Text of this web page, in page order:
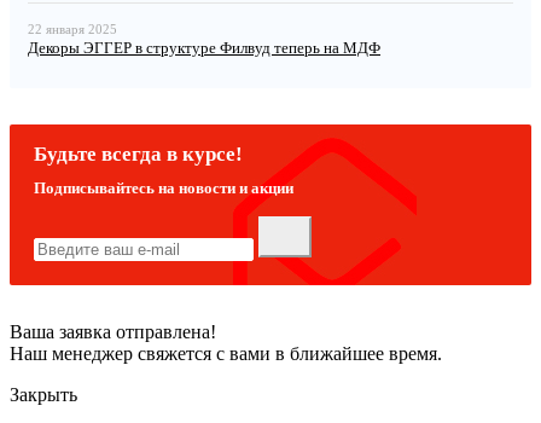
22 января 2025
Декоры ЭГГЕР в структуре Филвуд теперь на МДФ
Будьте всегда в курсе!
Подписывайтесь на новости и акции
Ваша заявка отправлена!
Наш менеджер свяжется с вами в ближайшее время.
Закрыть